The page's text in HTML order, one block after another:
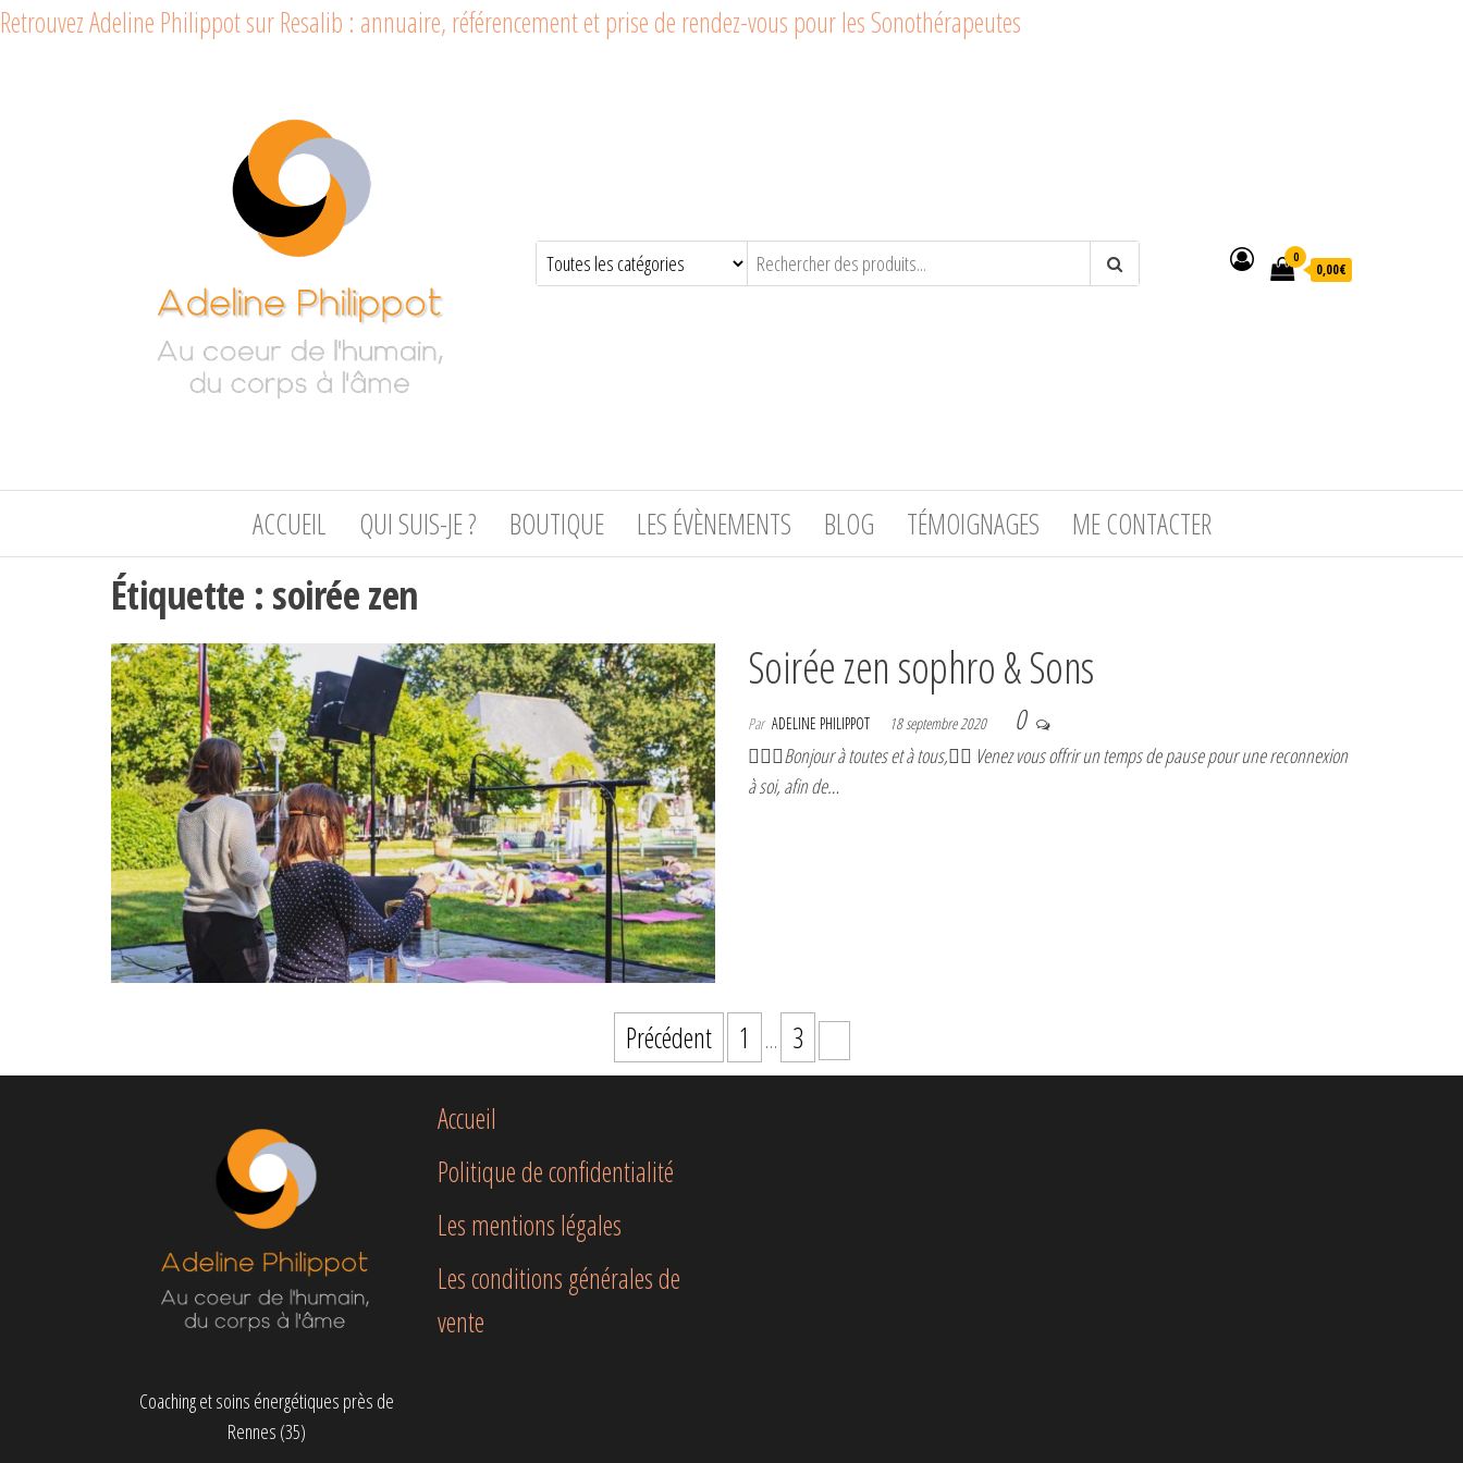
Retrouvez Adeline Philippot sur Resalib : annuaire, référencement et prise de rendez-vous pour les Sonothérapeutes
de
0
0,00€
ACCUEIL QUI SUIS-JE ? BOUTIQUE LES ÉVÈNEMENTS BLOG TÉMOIGNAGES ME CONTACTER
Étiquette : soirée zen
Soirée zen sophro & Sons
Par ADELINE PHILIPPOT 18 septembre 2020 0
🧚🏿‍♀️Bonjour à toutes et à tous,🧚‍♂️ Venez vous offrir un temps de pause pour une reconnexion
à soi, afin de…
Précédent 1 … 3
Coaching et soins énergétiques près de
Rennes (35)
Accueil
Politique de confidentialité
Les mentions légales
Les conditions générales de
vente